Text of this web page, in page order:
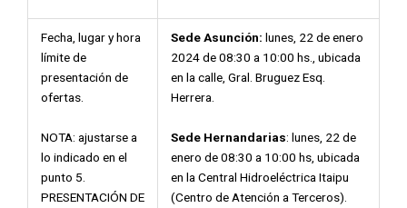
Fecha, lugar y hora
límite de
presentación de
ofertas.
NOTA: ajustarse a
lo indicado en el
punto 5.
PRESENTACIÓN DE
Sede Asunción: lunes, 22 de enero
2024 de 08:30 a 10:00 hs., ubicada
en la calle, Gral. Bruguez Esq.
Herrera.
Sede Hernandarias: lunes, 22 de
enero de 08:30 a 10:00 hs, ubicada
en la Central Hidroeléctrica Itaipu
(Centro de Atención a Terceros).